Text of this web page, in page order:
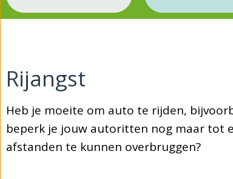
Rijangst
Heb je moeite om auto te rijden,
beperk je jouw autoritten nog maar tot
afstanden te kunnen overbruggen?